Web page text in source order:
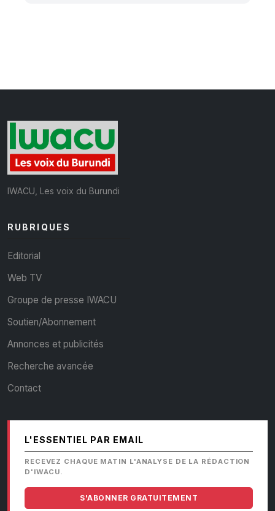
IWACU, Les voix du Burundi
RUBRIQUES
Editorial
Web TV
Groupe de presse IWACU
Soutien/Abonnement
Annonces et publicités
Recherche avancée
Contact
L'ESSENTIEL PAR EMAIL
RECEVEZ CHAQUE MATIN L'ANALYSE DE LA RÉDACTION
D'IWACU.
S'ABONNER GRATUITEMENT